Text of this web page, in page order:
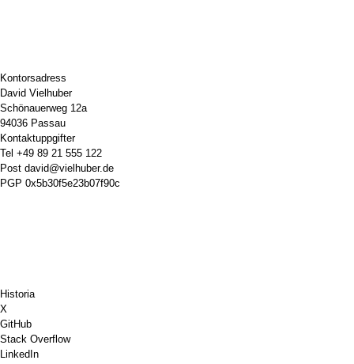
Kontorsadress
David Vielhuber
Schönauerweg 12a
94036 Passau
Kontaktuppgifter
Tel +49 89 21 555 122
Post david@vielhuber.de
PGP 0x5b30f5e23b07f90c
Historia
X
GitHub
Stack Overflow
LinkedIn